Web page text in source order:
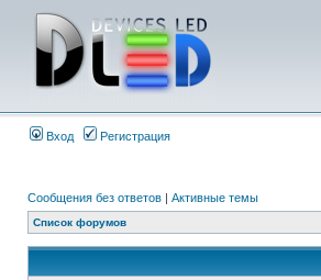
Вход Регистрация
Сообщения без ответов | Активные темы
Список форумов